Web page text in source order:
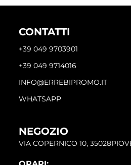
CONTATTI
+39 049 9703901
+39 049 9714016
INFO@ERREBIPROMO.IT
WHATSAPP
NEGOZIO
VIA COPERNICO 10,